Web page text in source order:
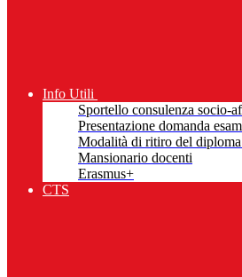
Info Utili
Sportello consulenza socio-
Presentazione domanda
Modalità di ritiro del
Mansionario docenti
Erasmus+
CTS